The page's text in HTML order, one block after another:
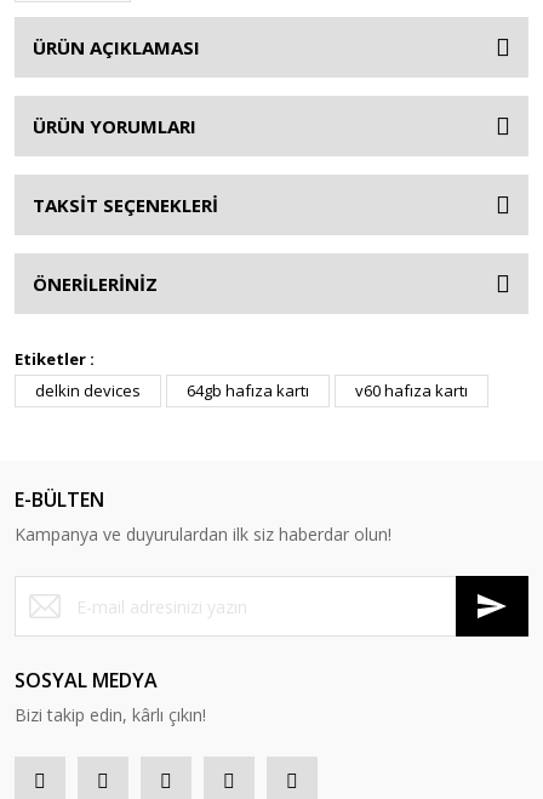
ÜRÜN AÇIKLAMASI
ÜRÜN YORUMLARI
TAKSİT SEÇENEKLERİ
ÖNERİLERİNİZ
Etiketler :
delkin devices
64gb hafıza kartı v60 hafıza kartı
E-BÜLTEN
Kampanya ve duyurulardan ilk siz haberdar olun!
SOSYAL MEDYA
Bizi takip edin, kârlı çıkın!